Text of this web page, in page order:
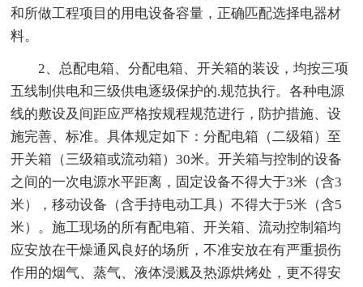
和所做工程项目的用电设备容量，正确匹配选择电器材
料。
2、总配电箱、分配电箱、开关箱的装设，均按三项
五线制供电和三级供电逐级保护的.规范执行。各种电源
线的敷设及间距应严格按规程规范进行，防护措施、设
施完善、标准。具体规定如下：分配电箱（二级箱）至
开关箱（三级箱或流动箱）30米。开关箱与控制的设备
之间的一次电源水平距离，固定设备不得大于3米（含3
米），移动设备（含手持电动工具）不得大于5米（含5
米）。施工现场的所有配电箱、开关箱、流动控制箱均
应安放在干燥通风良好的场所，不准安放在有严重损伤
作用的烟气、蒸气、液体浸溅及热源烘烤处，更不得安